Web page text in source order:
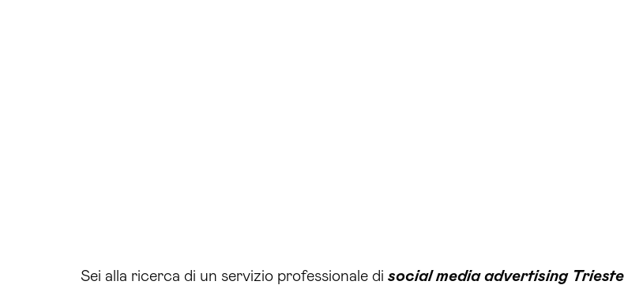
Sei alla ricerca di un servizio professionale di social media advertising Trieste